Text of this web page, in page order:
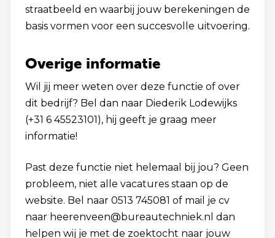
straatbeeld en waarbij jouw berekeningen de
basis vormen voor een succesvolle uitvoering.
Overige informatie
Wil jij meer weten over deze functie of over
dit bedrijf? Bel dan naar Diederik Lodewijks
(+31 6 45523101), hij geeft je graag meer
informatie!
Past deze functie niet helemaal bij jou? Geen
probleem, niet alle vacatures staan op de
website. Bel naar 0513 745081 of mail je cv
naar heerenveen@bureautechniek.nl dan
helpen wij je met de zoektocht naar jouw